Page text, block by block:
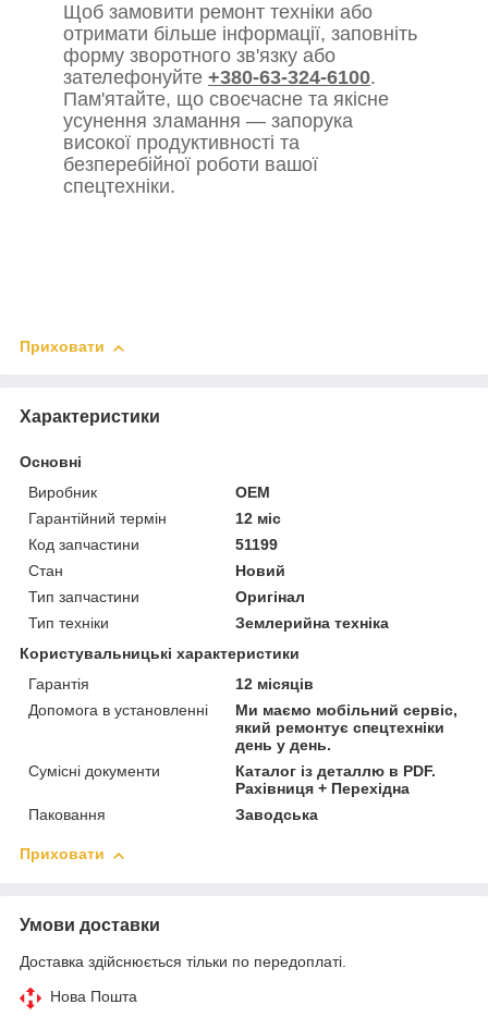
Щоб замовити ремонт техніки або
отримати більше інформації, заповніть
форму зворотного зв'язку або
зателефонуйте +380-63-324-6100.
Пам'ятайте, що своєчасне та якісне
усунення зламання — запорука
високої продуктивності та
безперебійної роботи вашої
спецтехніки.
Приховати
Характеристики
Основні
Виробник
OEM
Гарантійний термін
12 міс
Код запчастини
51199
Стан
Новий
Тип запчастини
Оригінал
Тип техніки
Землерийна техніка
Користувальницькі характеристики
Гарантія
12 місяців
Допомога в установленні
Ми маємо мобільний сервіс,
який ремонтує спецтехніки
день у день.
Сумісні документи
Каталог із деталлю в PDF.
Рахівниця + Перехідна
Паковання
Заводська
Приховати
Умови доставки
Доставка здійснюється тільки по передоплаті.
Нова Пошта